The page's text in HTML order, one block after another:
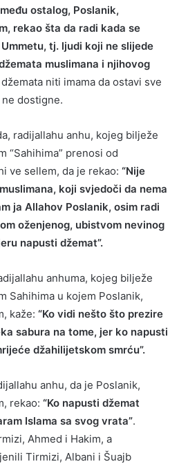
ostalog, Poslanik,
rekao šta da radi kada se
tj. ljudi koji ne slijede
muslimana i njihovog
niti imama da ostavi sve
dostigne.
radijallahu anhu, kojeg bilježe
“Sahihima” prenosi od
ve sellem, da je rekao: “Nije
koji svjedoči da nema
ja Allahov Poslanik, osim radi
oženjenog, ubistvom nevinog
napusti džemat”.
anhuma, kojeg bilježe
Sahihima u kojem Poslanik,
kaže: “Ko vidi nešto što prezire
sabura na tome, jer ko napusti
džahilijetskom smrću”.
anhu, da je Poslanik,
rekao: “Ko napusti džemat
Islama sa svog vrata”.
Ahmed i Hakim, a
Tirmizi, Albani i Šuajb